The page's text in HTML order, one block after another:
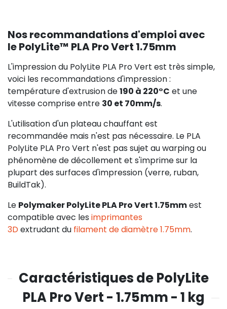
Nos recommandations d'emploi avec
le PolyLite™ PLA Pro Vert 1.75mm
L'impression du PolyLite PLA Pro Vert est très simple,
voici les recommandations d'impression :
température d'extrusion de190 à 220°C et une
vitesse comprise entre 30 et 70mm/s.
L'utilisation d'un plateau chauffant est
recommandée mais n'est pas nécessaire. Le PLA
PolyLite PLA Pro Vert n'est pas sujet au warping ou
phénomène de décollement et s'imprime sur la
plupart des surfaces d'impression (verre, ruban,
BuildTak).
Le Polymaker PolyLite PLA Pro Vert 1.75mmest
compatible avec les imprimantes
3Dextrudant du filament de diamètre 1.75mm.
Caractéristiques de PolyLite
PLA Pro Vert - 1.75mm - 1 kg